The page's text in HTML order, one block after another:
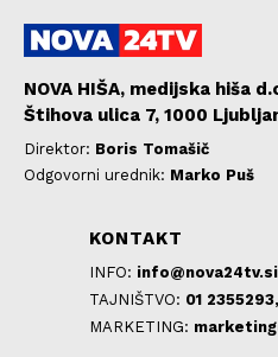
NOVA HIŠA, medijska hiša
Štihova ulica 7, 1000
Direktor: Boris Tomašič
Odgovorni urednik: Marko Puš
KONTAKT
INFO: info@nova24tv.si
TAJNIŠTVO: 01 2355293,
MARKETING: